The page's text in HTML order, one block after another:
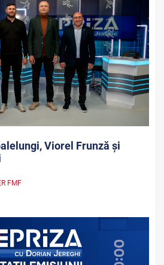
Viorel Frunză și
FMF